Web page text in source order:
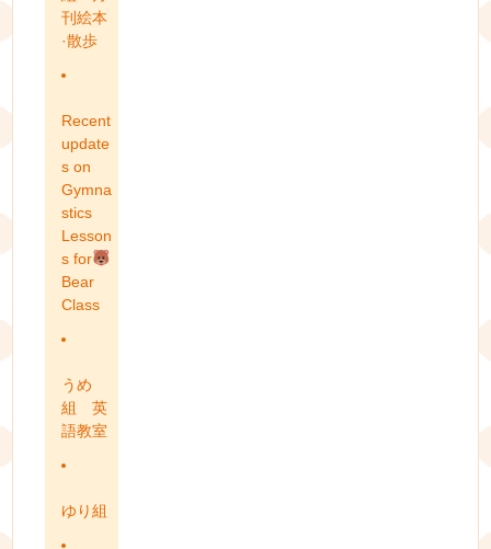
刊絵本
·散歩
Recent
update
s on
Gymna
stics
Lesson
s for
Bear
Class
うめ
組 英
語教室
ゆり組